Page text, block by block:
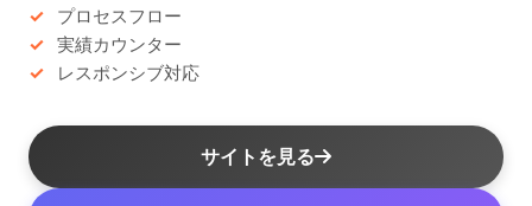
プロセスフロー
実績カウンター
レスポンシブ対応
サイトを見る